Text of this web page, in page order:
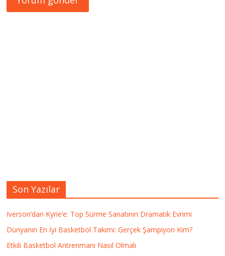
Son Yazılar
Iverson’dan Kyrie’e: Top Sürme Sanatının Dramatik Evrimi
Dünyanın En İyi Basketbol Takımı: Gerçek Şampiyon Kim?
Etkili Basketbol Antrenmanı Nasıl Olmalı